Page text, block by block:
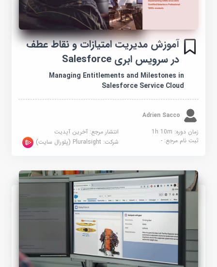
آموزش مدیریت امتیازات و نقاط عطف
در سرویس ابری Salesforce
Managing Entitlements and Milestones in
Salesforce Service Cloud
Adrien Sacco
زمان دوره: 1h 10m
انتشار مرجع:آخرین آپدیت
ثبت نام مرجع:- شرکت:Pluralsight (پلورال سایت)